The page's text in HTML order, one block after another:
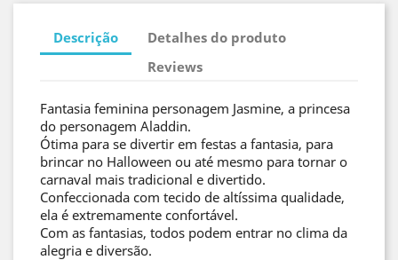
Descrição
Detalhes do produto
Reviews
Fantasia feminina personagem Jasmine, a princesa
do personagem Aladdin.
Ótima para se divertir em festas a fantasia, para
brincar no Halloween ou até mesmo para tornar o
carnaval mais tradicional e divertido.
Confeccionada com tecido de altíssima qualidade,
ela é extremamente confortável.
Com as fantasias, todos podem entrar no clima da
alegria e diversão.